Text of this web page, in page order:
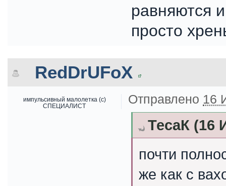
равняются
просто
RedDrUFoX
импульсивный малолетка (с)
СПЕЦИАЛИСТ
Отправлено 16
ТесаК (16
почти
же как с